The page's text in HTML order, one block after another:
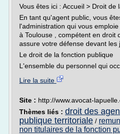
Vous êtes ici : Accueil > Droit de
En tant qu'agent public, vous
l'administration qui vous
à Toulouse , compétent en droit
assure votre défense devant les
Le droit de la fonction publique
L'ensemble du personnel qui
Lire la suite
Site : http://www.avocat-
Thèmes liés : droit des
publique territoriale /
non titulaires de la fonction